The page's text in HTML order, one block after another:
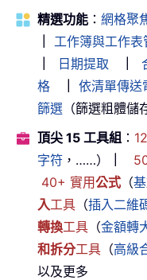
精選功能 ： 網格聚
工作簿與工作表
日期提取
格
依清單傳送
篩選 （篩選粗體
頂尖 15 工具組 ： 12
字符 ，……）
40+ 實用公式 （
入工具 （插入二維
轉換工具 （金額轉
和拆分工具 （高級
以及更多